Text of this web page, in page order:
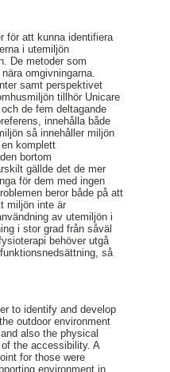
för att kunna identifiera
i utemiljön
De metoder som
omgivningarna.
samt perspektivet
tillhör Unicare
de fem deltagande
innehålla både
så innehåller miljön
komplett
bortom
gällde det de mer
för dem med ingen
beror både på att
miljön inte är
av utemiljön i
i stor grad från såväl
behöver utgå
så
to identify and develop
outdoor environment
also the physical
the accessibility. A
for those were
environment in